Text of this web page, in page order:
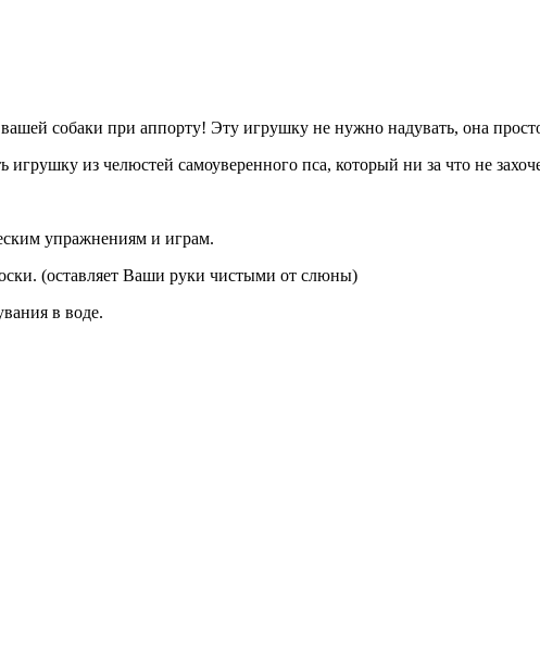
собаки при аппорту! Эту игрушку не нужно надувать, она
игрушку из челюстей самоуверенного пса, который ни за что не
упражнениям и играм.
(оставляет Ваши руки чистыми от слюны)
в воде.